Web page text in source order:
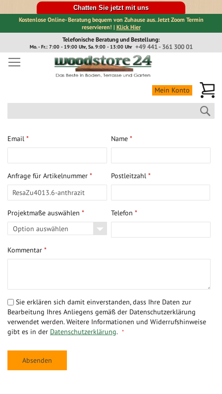
Chatten Sie jetzt mit uns
Kostenlose Online- Beratung bequem von Zuhause aus. Jetzt Zoom Termin
reservieren! | Klick Hier
Inhalt
Telefonische Beratung und Bestellung:
+49 441 - 361 300 01
Mo. - Fr.: 7:00 - 19:00 Uhr, Sa. 9:00 - 13:00 Uhr
Mein Konto
Email * Name *
Anfrage für Artikelnummer * Postleitzahl *
Projektmaße auswählen * Telefon *
Kommentar *
Sie erklären sich damit einverstanden, dass Ihre Daten zur
Bearbeitung Ihres Anliegens gemäß der Datenschutzerklärung
verwendet werden. Weitere Informationen und Widerrufshinweise
gibt es in der Datenschutzerklärung.
Absenden